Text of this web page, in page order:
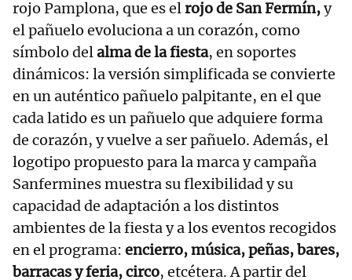
rojo Pamplona, que es elrojo de San Fermín,y
el pañuelo evoluciona a un corazón, como
símbolo delalma de la fiesta, en soportes
dinámicos: la versión simplificada se convierte
en un auténtico pañuelo palpitante, en el que
cada latido es un pañuelo que adquiere forma
de corazón, y vuelve a ser pañuelo. Además, el
logotipo propuesto para la marca y campaña
Sanfermines muestra su flexibilidad y su
capacidad de adaptación a los distintos
ambientes de la fiesta y a los eventos recogidos
en el programa: encierro, música, peñas, bares,
barracas y feria, circo, etcétera. A partir del